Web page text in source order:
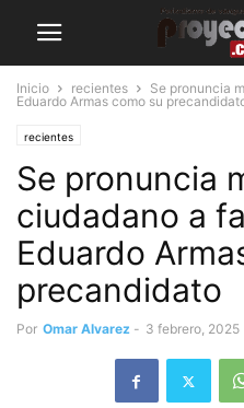
Inicio recientes
Se pronuncia
Eduardo Armas como su
recientes
Se pronuncia
ciudadano a
Eduardo
precandidato
Por Omar Alvarez - 3 febrero, 2025